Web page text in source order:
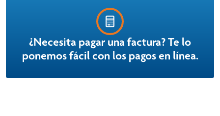
¿Necesita pagar una factura? Te lo
ponemos fácil con los pagos en línea.